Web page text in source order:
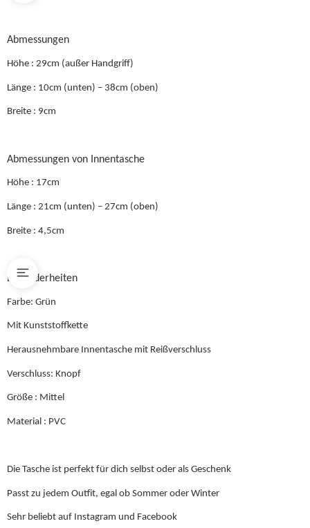
Abmessungen
Höhe : 29cm (außer Handgriff)
Länge : 10cm (unten) – 38cm (oben)
Breite : 9cm
Abmessungen von Innentasche
Höhe : 17cm
Länge : 21cm (unten) – 27cm (oben)
Breite : 4,5cm
Besonderheiten
Farbe: Grün
Mit Kunststoffkette
Herausnehmbare Innentasche mit Reißverschluss
Verschluss: Knopf
Größe : Mittel
Material : PVC
Die Tasche ist perfekt für dich selbst oder als Geschenk
Passt zu jedem Outfit, egal ob Sommer oder Winter
Sehr beliebt auf Instagram und Facebook